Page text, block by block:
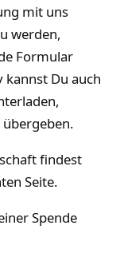
mit uns
werden,
Formular
Du auch
findest
Seite.
Spende